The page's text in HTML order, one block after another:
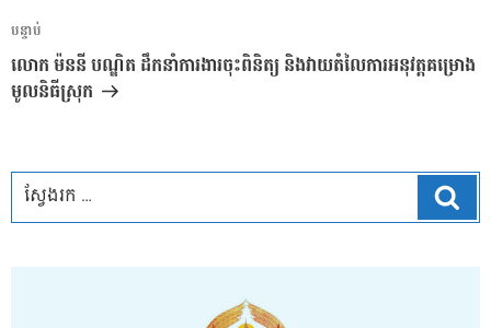
អត្ថបទ
បន្ទាប់
បន្ទាប់
លោក ម៉ននី បណ្ឌិត ដឹកនាំការងារចុះពិនិត្យ និងវាយតំលៃការអនុវត្តគម្រោង
មូលនិធីស្រុក